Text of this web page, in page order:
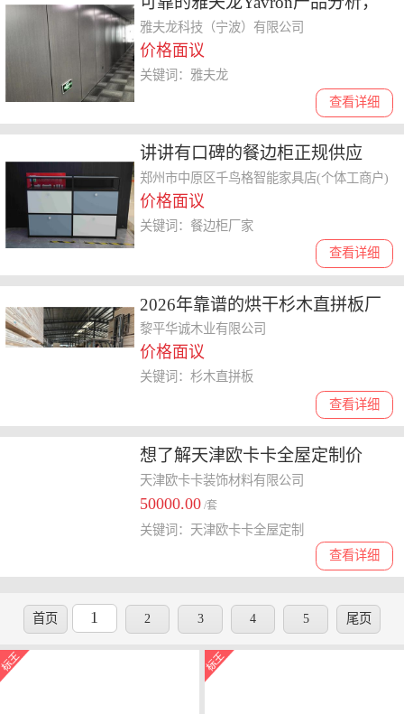
安全性和性价比是否值得选购
雅夫龙科技（宁波）有限公司
价格面议
查看详细
关键词：雅夫龙
讲讲有口碑的餐边柜正规供应
商，定制化餐边柜费用怎么算
郑州市中原区千鸟格智能家具店(个体工商户)
价格面议
查看详细
关键词：餐边柜厂家
2026年靠谱的烘干杉木直拼板厂
家，深聊厂家直销的选购要点和
费用
黎平华诚木业有限公司
价格面议
查看详细
关键词：杉木直拼板
想了解天津欧卡卡全屋定制价
格，客户满意度和评价情况如何
天津欧卡卡装饰材料有限公司
50000.00 /套
查看详细
关键词：天津欧卡卡全屋定制
首页 1 2 3 4 5 尾页